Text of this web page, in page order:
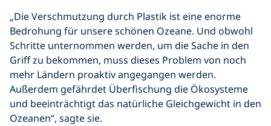
„Die Verschmutzung durch Plastik ist eine enorme
Bedrohung für unsere schönen Ozeane. Und obwohl
Schritte unternommen werden, um die Sache in den
Griff zu bekommen, muss dieses Problem von noch
mehr Ländern proaktiv angegangen werden.
Außerdem gefährdet Überfischung die Ökosysteme
und beeinträchtigt das natürliche Gleichgewicht in den
Ozeanen“, sagte sie.